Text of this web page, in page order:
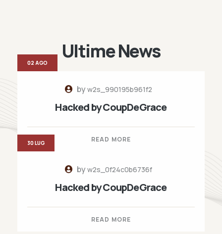
Ultime News
byw2s_990195b961f2
Hacked by CoupDeGrace
READ MORE
02 AGO
byw2s_0f24c0b6736f
Hacked by CoupDeGrace
READ MORE
30 LUG